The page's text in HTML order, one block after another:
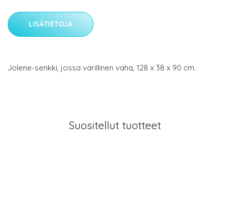
LISÄTIETOJA
Jolene-senkki, jossa värillinen vaha, 128 x 38 x 90 cm.
Suositellut tuotteet